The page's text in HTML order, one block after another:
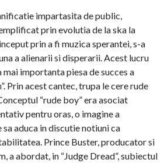
impartasita de public,
prin evolutia de la ska la
prin a fi muzica sperantei, s-a
a alienarii si disperarii. Acest lucru
importanta piesa de succes a
Prin acest cantec, trupa le cere rude
“rude boy” era asociat
pentru oras, o imagine a
aduca in discutie notiuni ca
Prince Buster, producator si
a abordat, in “Judge Dread”, subiectul